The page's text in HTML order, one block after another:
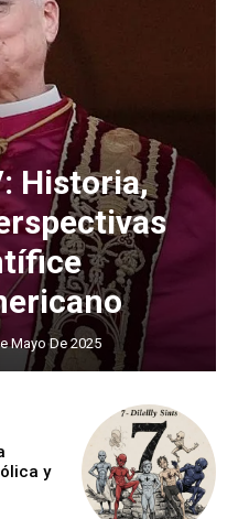
Historia,
Mayo De 2025
y